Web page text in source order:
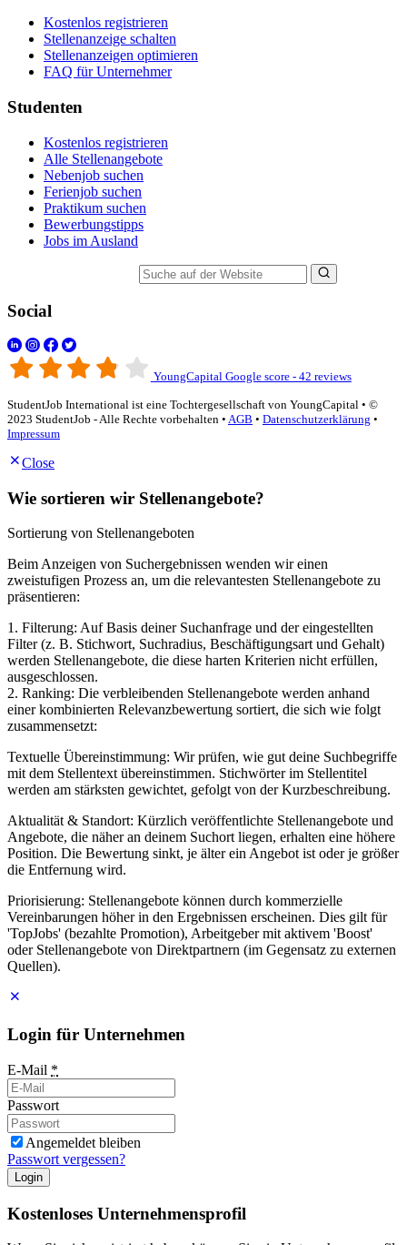
Kostenlos registrieren
Stellenanzeige schalten
Stellenanzeigen optimieren
FAQ für Unternehmer
Studenten
Kostenlos registrieren
Alle Stellenangebote
Nebenjob suchen
Ferienjob suchen
Praktikum suchen
Bewerbungstipps
Jobs im Ausland
Social
YoungCapital Google score - 42 reviews
StudentJob International ist eine Tochtergesellschaft von YoungCapital • ©
2023 StudentJob - Alle Rechte vorbehalten • AGB • Datenschutzerklärung •
Impressum
Close
Wie sortieren wir Stellenangebote?
Sortierung von Stellenangeboten
Beim Anzeigen von Suchergebnissen wenden wir einen
zweistufigen Prozess an, um die relevantesten Stellenangebote zu
präsentieren:
1. Filterung: Auf Basis deiner Suchanfrage und der eingestellten
Filter (z. B. Stichwort, Suchradius, Beschäftigungsart und Gehalt)
werden Stellenangebote, die diese harten Kriterien nicht erfüllen,
ausgeschlossen.
2. Ranking: Die verbleibenden Stellenangebote werden anhand
einer kombinierten Relevanzbewertung sortiert, die sich wie folgt
zusammensetzt:
Textuelle Übereinstimmung: Wir prüfen, wie gut deine Suchbegriffe
mit dem Stellentext übereinstimmen. Stichwörter im Stellentitel
werden am stärksten gewichtet, gefolgt von der Kurzbeschreibung.
Aktualität & Standort: Kürzlich veröffentlichte Stellenangebote und
Angebote, die näher an deinem Suchort liegen, erhalten eine höhere
Position. Die Bewertung sinkt, je älter ein Angebot ist oder je größer
die Entfernung wird.
Priorisierung: Stellenangebote können durch kommerzielle
Vereinbarungen höher in den Ergebnissen erscheinen. Dies gilt für
'TopJobs' (bezahlte Promotion), Arbeitgeber mit aktivem 'Boost'
oder Stellenangebote von Direktpartnern (im Gegensatz zu externen
Quellen).
Login für Unternehmen
E-Mail *
Passwort
Angemeldet bleiben
Passwort vergessen?
Login
Kostenloses Unternehmensprofil